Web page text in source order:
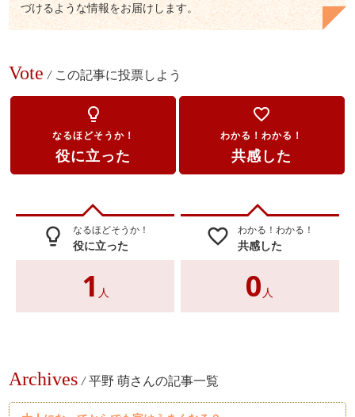
づけるような情報をお届けします。
Vote / この記事に投票しよう
lightbulb_outline
なるほどそうか！
役に立った
favorite_border
わかる！わかる！
共感した
lightbulb_outline なるほどそうか！
役に立った
1 人
favorite_border わかる！わかる！
共感した
0 人
Archives / 平野 萌さんの記事一覧